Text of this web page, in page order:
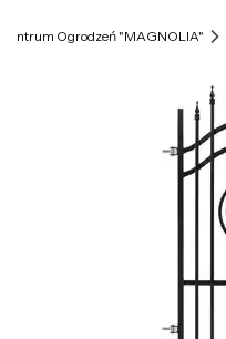
Centrum Ogrodzeń "MAGNOLIA"